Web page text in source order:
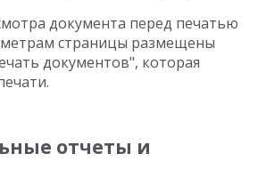
документа перед печатью
страницы размещены
документов", которая
отчеты и